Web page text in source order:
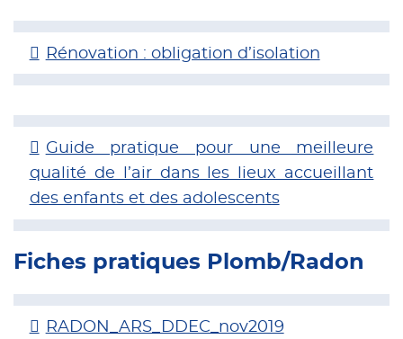
Rénovation : obligation d’isolation
Guide pratique pour une meilleure
qualité de l’air dans les lieux accueillant
des enfants et des adolescents
Fiches pratiques Plomb/Radon
RADON_ARS_DDEC_nov2019